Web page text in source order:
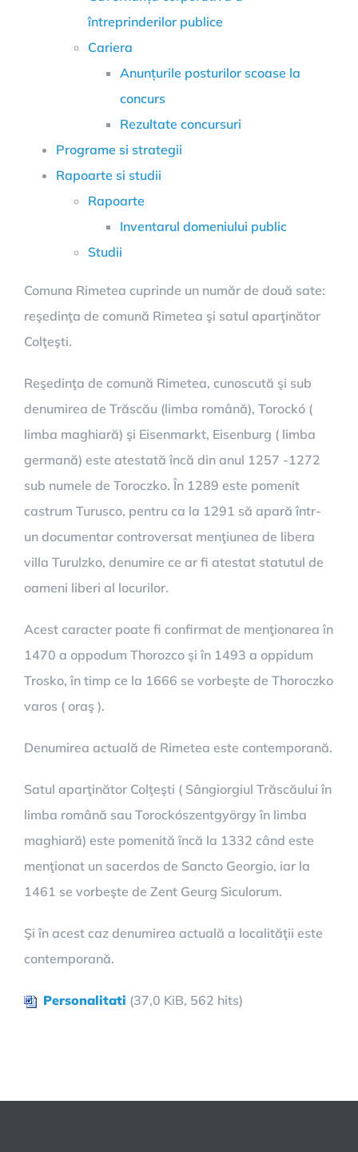
întreprinderilor publice
Cariera
Anunțurile posturilor scoase la
concurs
Rezultate concursuri
Programe si strategii
Rapoarte si studii
Rapoarte
Inventarul domeniului public
Studii
Comuna Rimetea cuprinde un număr de două sate:
reşedinţa de comună Rimetea şi satul aparţinător
Colţeşti.
Reşedinţa de comună Rimetea, cunoscută şi sub
denumirea de Trăscău (limba română), Torockó (
limba maghiară) şi Eisenmarkt, Eisenburg ( limba
germană) este atestată încă din anul 1257 -1272
sub numele de Toroczko. În 1289 este pomenit
castrum Turusco, pentru ca la 1291 să apară într-
un documentar controversat menţiunea de libera
villa Turulzko, denumire ce ar fi atestat statutul de
oameni liberi al locurilor.
Acest caracter poate fi confirmat de menţionarea în
1470 a oppodum Thorozco şi în 1493 a oppidum
Trosko, în timp ce la 1666 se vorbeşte de Thoroczko
varos ( oraş ).
Denumirea actuală de Rimetea este contemporană.
Satul aparţinător Colţeşti ( Sângiorgiul Trăscăului în
limba română sau Torockószentgyörgy în limba
maghiară) este pomenită încă la 1332 când este
menţionat un sacerdos de Sancto Georgio, iar la
1461 se vorbeşte de Zent Geurg Siculorum.
Şi în acest caz denumirea actuală a localităţii este
contemporană.
Personalitati (37,0 KiB, 562 hits)